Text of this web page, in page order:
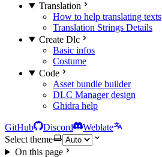
Translation
How to help translating texts
Translation Strings Details
Create Dlc
Basic infos
Costume
Code
Asset bundle builder
DLC Manager design
Ghidra help
GitHub Discord
Weblate
Select theme
On this page